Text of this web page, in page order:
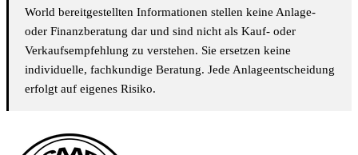
World bereitgestellten Informationen stellen keine Anlage-
oder Finanzberatung dar und sind nicht als Kauf- oder
Verkaufsempfehlung zu verstehen. Sie ersetzen keine
individuelle, fachkundige Beratung. Jede Anlageentscheidung
erfolgt auf eigenes Risiko.